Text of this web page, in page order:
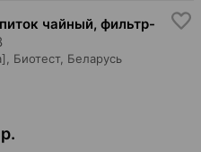
чайный, фильтр-
Биотест, Беларусь